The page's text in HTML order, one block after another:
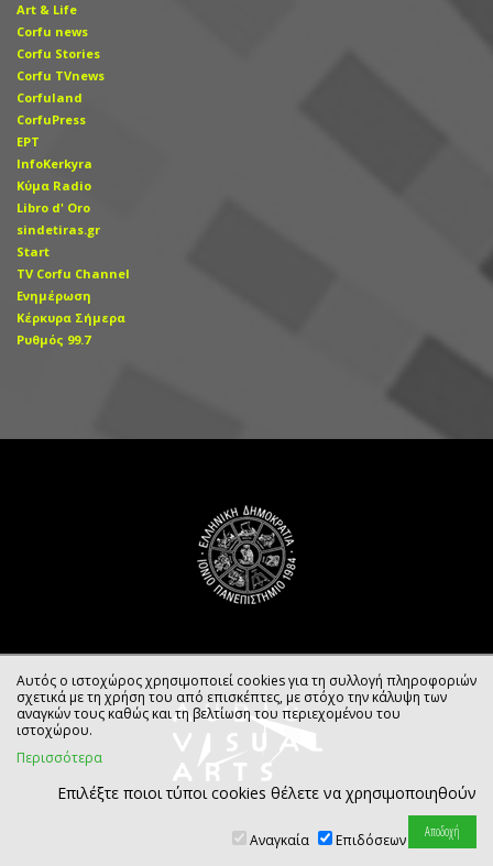
Art & Life
Corfu news
Corfu Stories
Corfu TVnews
Corfuland
CorfuPress
EΡT
InfoKerkyra
Kύμα Radio
Libro d' Οro
sindetiras.gr
Start
TV Corfu Channel
Ενημέρωση
Κέρκυρα Σήμερα
Ρυθμός 99.7
Αυτός ο ιστοχώρος χρησιμοποιεί cookies για τη συλλογή πληροφοριών
σχετικά με τη χρήση του από επισκέπτες, με στόχο την κάλυψη των
αναγκών τους καθώς και τη βελτίωση του περιεχομένου του
ιστοχώρου.
Περισσότερα
Επιλέξτε ποιοι τύποι cookies θέλετε να χρησιμοποιηθούν
Αναγκαία Επιδόσεων